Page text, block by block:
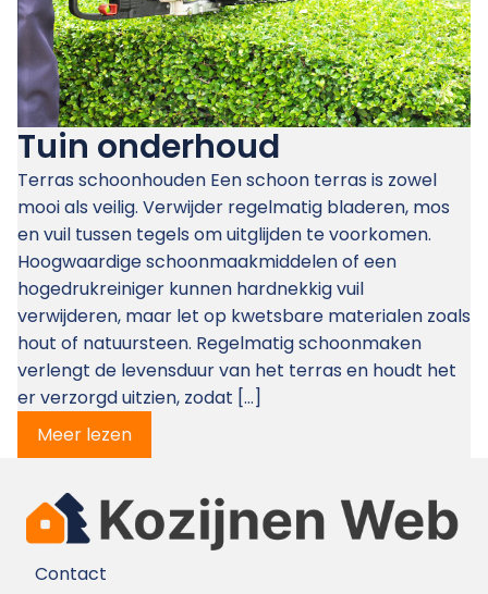
Tuin onderhoud
Terras schoonhouden Een schoon terras is zowel
mooi als veilig. Verwijder regelmatig bladeren, mos
en vuil tussen tegels om uitglijden te voorkomen.
Hoogwaardige schoonmaakmiddelen of een
hogedrukreiniger kunnen hardnekkig vuil
verwijderen, maar let op kwetsbare materialen zoals
hout of natuursteen. Regelmatig schoonmaken
verlengt de levensduur van het terras en houdt het
er verzorgd uitzien, zodat […]
Meer lezen
Contact